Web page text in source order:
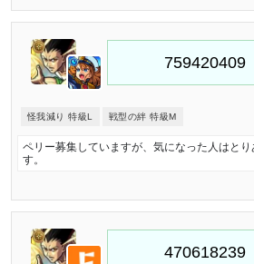
怪我減り 特級L 戦型の絆 特級M
ペリー募集していますが、気になった人はと
す。